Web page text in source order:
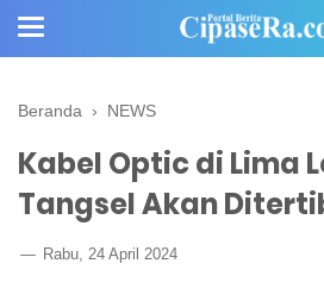
Beranda › NEWS
Kabel Optic di Lima
Tangsel Akan
Rabu, 24 April 2024